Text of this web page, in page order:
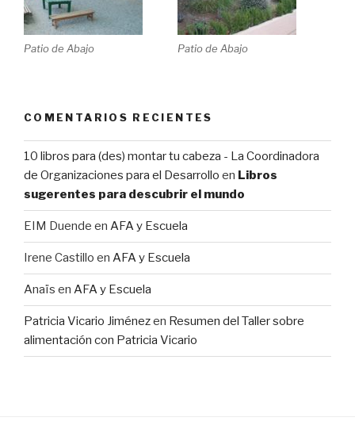
Patio de Abajo Patio de Abajo
COMENTARIOS RECIENTES
10 libros para (des) montar tu cabeza - La Coordinadora
de Organizaciones para el Desarrollo en Libros
sugerentes para descubrir el mundo
EIM Duende en AFA y Escuela
Irene Castillo en AFA y Escuela
Anaïs en AFA y Escuela
Patricia Vicario Jiménezen Resumen del Taller sobre
alimentación con Patricia Vicario